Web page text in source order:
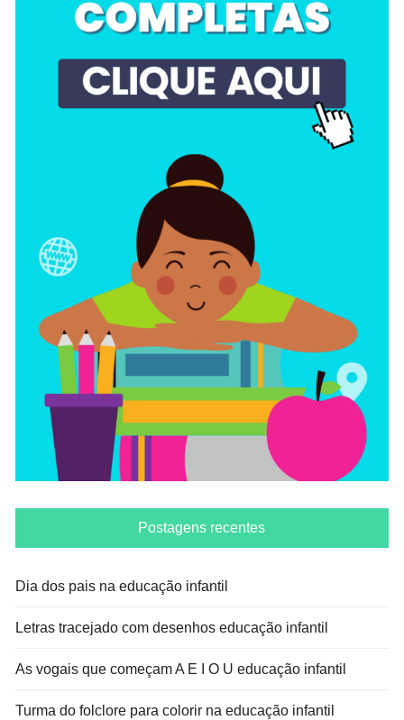
Postagens recentes
Dia dos pais na educação infantil
Letras tracejado com desenhos educação infantil
As vogais que começam A E I O U educação infantil
Turma do folclore para colorir na educação infantil